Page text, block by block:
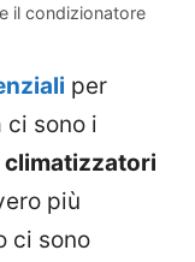
il condizionatore
per
ci sono i
climatizzatori
più
ci sono